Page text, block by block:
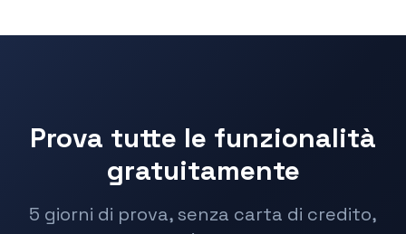
Prova tutte le funzionalità
gratuitamente
5 giorni di prova, senza carta di credito,